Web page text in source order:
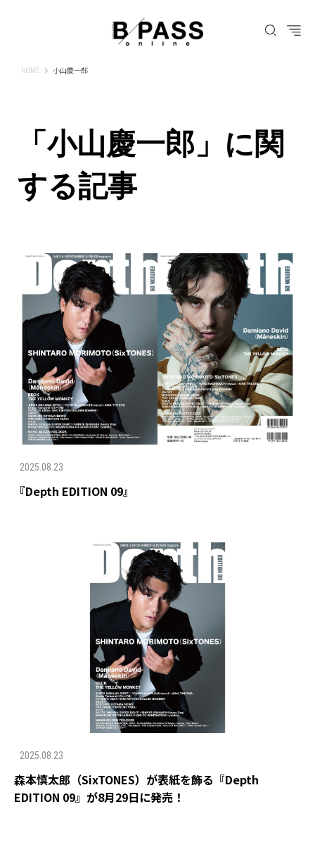
HOME B-PASS ONLINE
小山慶一郎
「小山慶一郎」に関
する記事
2025.08.23
『Depth EDITION 09』
2025.08.23
森本慎太郎（SixTONES）が表紙を飾る『Depth
EDITION 09』が8月29日に発売！